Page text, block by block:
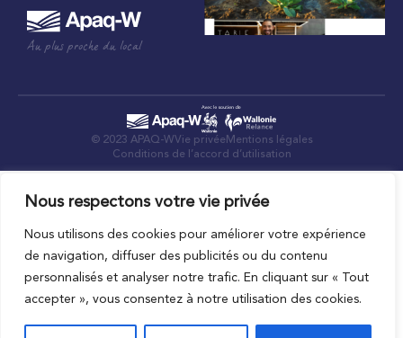
Nous respectons votre vie privée
Nous utilisons des cookies pour améliorer votre expérience
de navigation, diffuser des publicités ou du contenu
personnalisés et analyser notre trafic. En cliquant sur « Tout
accepter », vous consentez à notre utilisation des cookies.
Au plus proche du local
© 2023 APAQ-WVie privée Mentions légales
Conditions de l’accord d’utilisation